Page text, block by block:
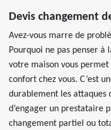
Devis changement
Avez-vous marre de
Pourquoi ne pas penser à
votre maison vous
confort chez vous. C’est
durablement les attaques
d’engager un prestataire
changement partiel ou